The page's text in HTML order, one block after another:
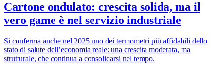
Cartone ondulato: crescita solida, ma il
vero game è nel servizio industriale
Si conferma anche nel 2025 uno dei termometri più affidabili dello
stato di salute dell’economia reale: una crescita moderata, ma
strutturale, che continua a consolidarsi nel tempo.